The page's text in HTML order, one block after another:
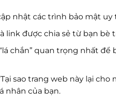
nhật các trình bảo mật
link được chia sẻ từ bạn
chắn” quan trọng nhất để
sao trang web này lại
nhân của bạn.